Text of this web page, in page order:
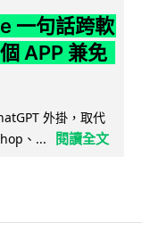
一句話跨軟
APP 兼免
外掛，取代
、...
閱讀全文